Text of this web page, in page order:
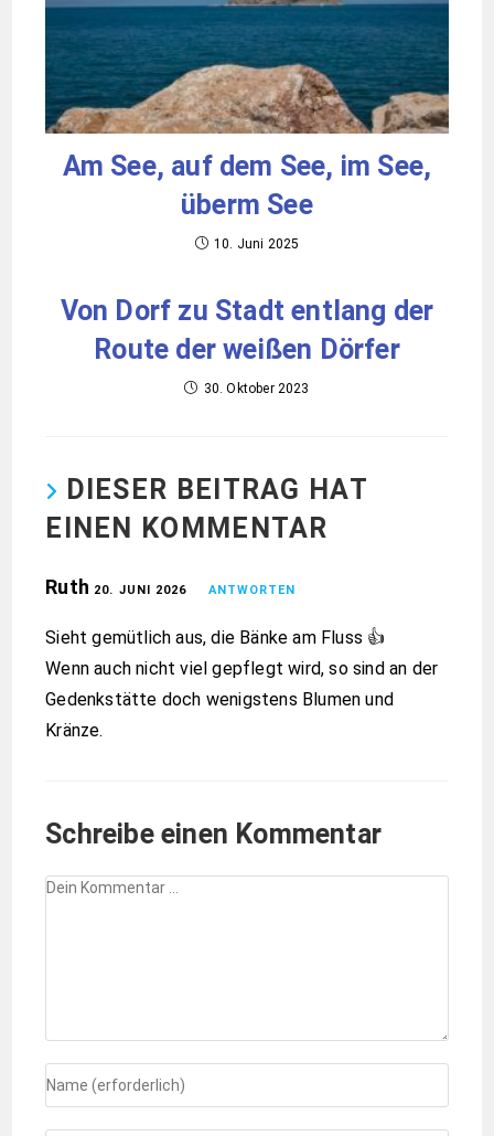
Am See, auf dem See, im See,
überm See
10. Juni 2025
Von Dorf zu Stadt entlang der
Route der weißen Dörfer
30. Oktober 2023
DIESER BEITRAG HAT
EINEN KOMMENTAR
Ruth 20. JUNI 2026 ANTWORTEN
Sieht gemütlich aus, die Bänke am Fluss 👍
Wenn auch nicht viel gepflegt wird, so sind an der
Gedenkstätte doch wenigstens Blumen und
Kränze.
Schreibe einen Kommentar